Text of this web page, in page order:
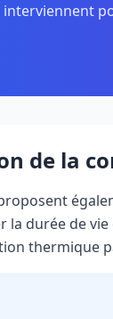
interviennent
de la
durée de
thermique